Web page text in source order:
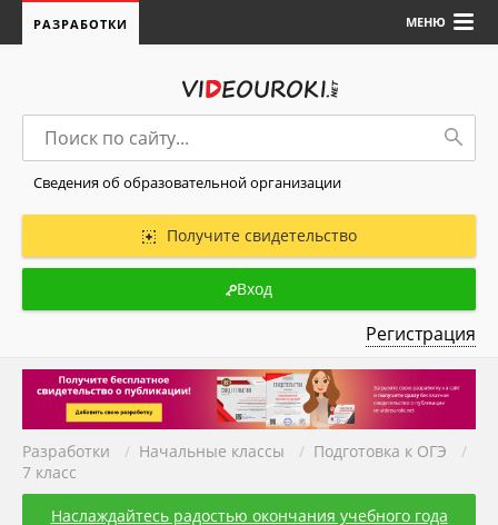
МЕНЮ
РАЗРАБОТКИ
Сведения об образовательной организации
Получите свидетельство
Вход
Регистрация
Разработки / Начальные классы / Подготовка к ОГЭ
/
7 класс
Наслаждайтесь радостью окончания учебного года